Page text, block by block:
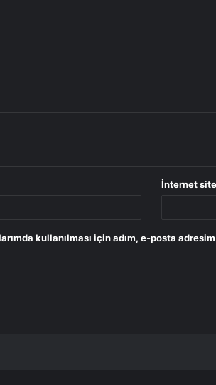
İnternet
kullanılması için adım, e-posta